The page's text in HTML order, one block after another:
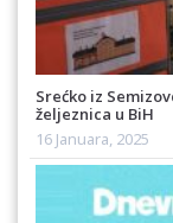
Srećko iz
željeznica u BiH
16 Januara, 2025